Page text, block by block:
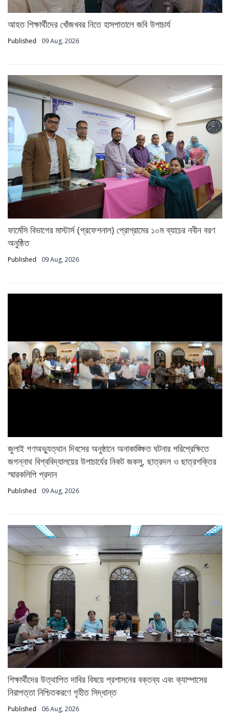
আহত শিক্ষার্থীদের খোঁজখবর নিতে হাসপাতালে জবি উপাচার্য
Published 09 Aug, 2026
ফার্মেসি বিভাগের মাস্টার্স (প্রফেশনাল) প্রোগ্রামের ১০ম ব্যাচের নবীন বরণ
অনুষ্ঠিত
Published 09 Aug, 2026
জুলাই গণঅভ্যুত্থান দিবসের অনুষ্ঠানে অনাকাঙ্ক্ষিত ঘটনার পরিপ্রেক্ষিতে
জগন্নাথ বিশ্ববিদ্যালয়ের উপাচার্যের নিকট জকসু, ছাত্রদল ও ছাত্রশক্তির
স্মারকলিপি প্রদান
Published 09 Aug, 2026
শিক্ষার্থীদের উত্থাপিত দাবির বিষয়ে প্রশাসনের বক্তব্য এবং ক্যাম্পাসের
নিরাপত্তা নিশ্চিতকরণে গৃহীত সিদ্ধান্ত
Published 06 Aug, 2026